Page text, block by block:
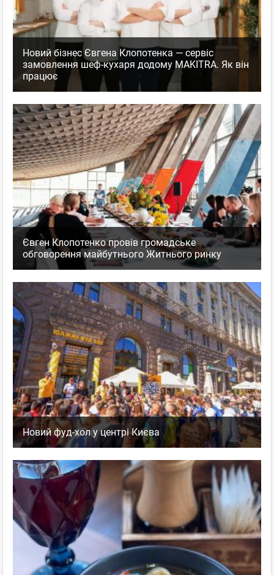
Новий бізнес Євгена Клопотенка — сервіс
замовлення шеф-кухаря додому MAKITRA. Як він
працює
Євген Клопотенко провів громадське
обговорення майбутнього Житнього ринку
Новий фуд-хол у центрі Києва